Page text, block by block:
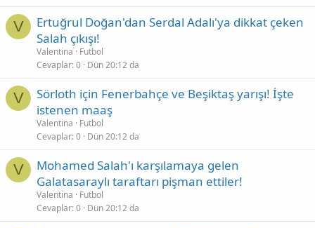
V
Ertuğrul Doğan'dan Serdal Adalı'ya dikkat çeken
Salah çıkışı!
Valentina
Futbol
Cevaplar 0 Dün 20:12 da
V
Sörloth için Fenerbahçe ve Beşiktaş yarışı! İşte
istenen maaş
Valentina
Futbol
Cevaplar 0 Dün 20:12 da
V
Mohamed Salah'ı karşılamaya gelen
Galatasaraylı taraftarı pişman ettiler!
Valentina
Futbol
Cevaplar 0 Dün 20:12 da